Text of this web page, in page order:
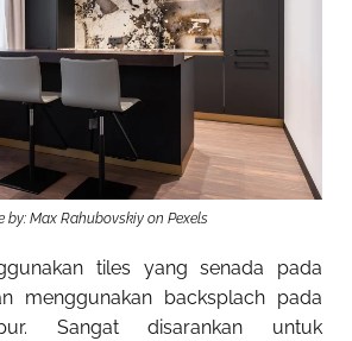
by: Max Rahubovskiy on Pexels
tiles yang senada pada
menggunakan backsplach pada
Sangat disarankan untuk